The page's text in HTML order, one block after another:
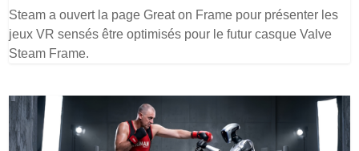
Steam a ouvert la page Great on Frame pour présenter les
jeux VR sensés être optimisés pour le futur casque Valve
Steam Frame.